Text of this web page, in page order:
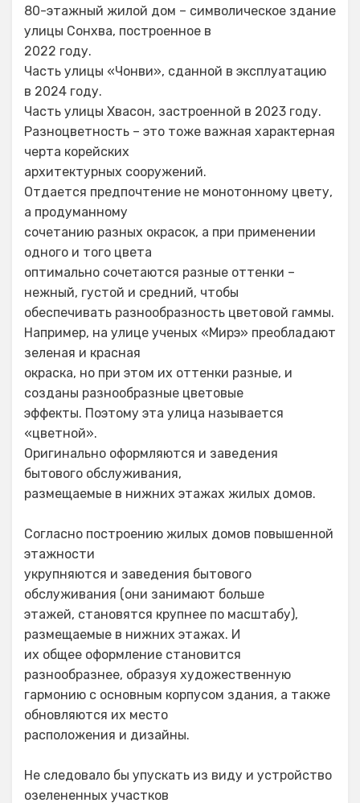
80-этажный жилой дом – символическое здание
улицы Сонхва, построенное в
2022 году.
Часть улицы «Чонви», сданной в эксплуатацию
в 2024 году.
Часть улицы Хвасон, застроенной в 2023 году.
Разноцветность – это тоже важная характерная
черта корейских
архитектурных сооружений.
Отдается предпочтение не монотонному цвету,
а продуманному
сочетанию разных окрасок, а при применении
одного и того цвета
оптимально сочетаются разные оттенки –
нежный, густой и средний, чтобы
обеспечивать разнообразность цветовой гаммы.
Например, на улице ученых «Мирэ» преобладают
зеленая и красная
окраска, но при этом их оттенки разные, и
созданы разнообразные цветовые
эффекты. Поэтому эта улица называется
«цветной».
Оригинально оформляются и заведения
бытового обслуживания,
размещаемые в нижних этажах жилых домов.
Согласно построению жилых домов повышенной
этажности
укрупняются и заведения бытового
обслуживания (они занимают больше
этажей, становятся крупнее по масштабу),
размещаемые в нижних этажах. И
их общее оформление становится
разнообразнее, образуя художественную
гармонию с основным корпусом здания, а также
обновляются их место
расположения и дизайны.
Не следовало бы упускать из виду и устройство
озелененных участков